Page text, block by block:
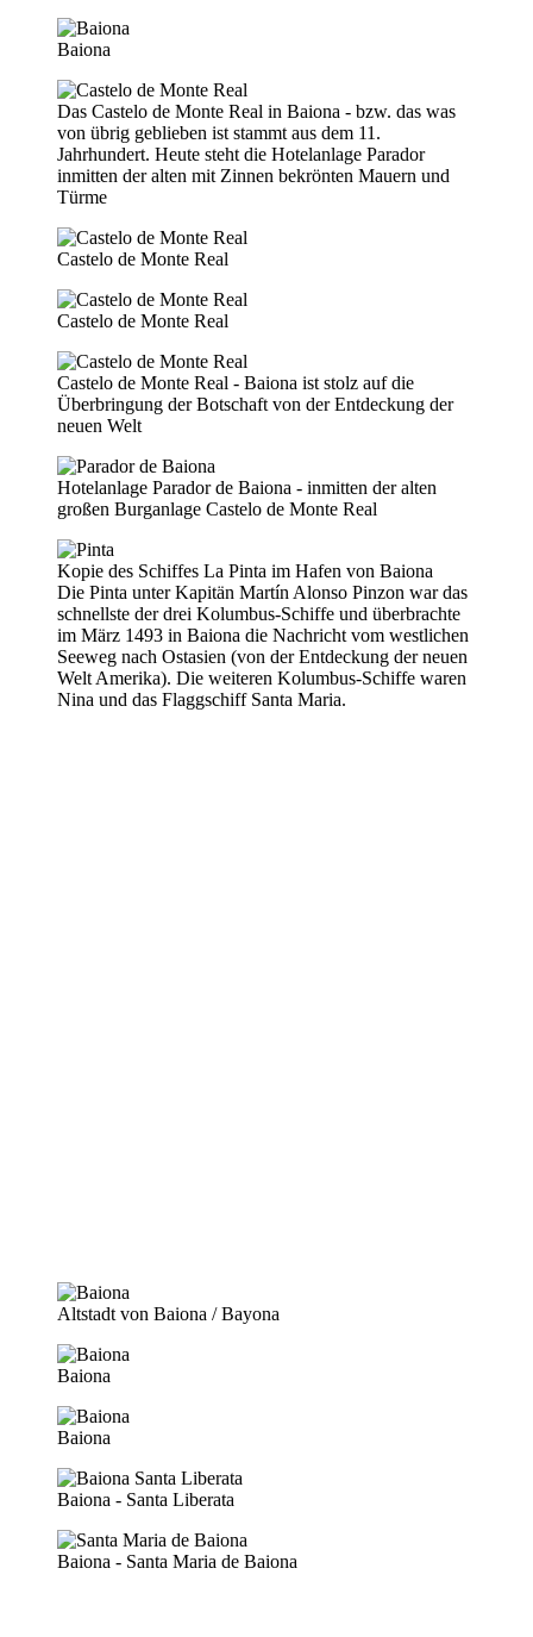
Baiona
Das Castelo de Monte Real in Baiona - bzw. das was
von übrig geblieben ist stammt aus dem 11.
Jahrhundert. Heute steht die Hotelanlage Parador
inmitten der alten mit Zinnen bekrönten Mauern und
Türme
Castelo de Monte Real
Castelo de Monte Real
Castelo de Monte Real - Baiona ist stolz auf die
Überbringung der Botschaft von der Entdeckung der
neuen Welt
Hotelanlage Parador de Baiona - inmitten der alten
großen Burganlage Castelo de Monte Real
Kopie des Schiffes La Pinta im Hafen von Baiona
Die Pinta unter Kapitän Martín Alonso Pinzon war das
schnellste der drei Kolumbus-Schiffe und überbrachte
im März 1493 in Baiona die Nachricht vom westlichen
Seeweg nach Ostasien (von der Entdeckung der neuen
Welt Amerika). Die weiteren Kolumbus-Schiffe waren
Nina und das Flaggschiff Santa Maria.
Altstadt von Baiona / Bayona
Baiona
Baiona
Baiona - Santa Liberata
Baiona - Santa Maria de Baiona